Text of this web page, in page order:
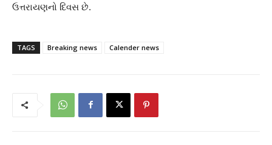
ઉત્તરાયણનો દિવસ છે.
TAGS Breaking news Calender news